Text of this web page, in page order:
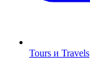
Tours и Travels